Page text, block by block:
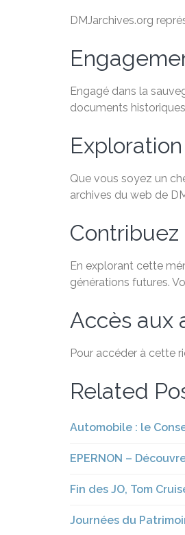
DMJarchives.org
Engagé dans la
documents
Que vous soyez un
archives du web de
Contribuez
En explorant cette
générations futures.
Accès aux
Pour accéder à cette
Related
Automobile : le
EPERNON –
Fin des JO, Tom
Journées du